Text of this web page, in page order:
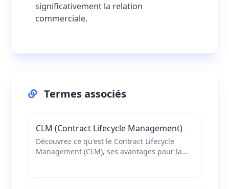
significativement la relation
commerciale.
Termes associés
CLM (Contract Lifecycle Management)
Découvrez ce qu'est le Contract Lifecycle
Management (CLM), ses avantages pour la